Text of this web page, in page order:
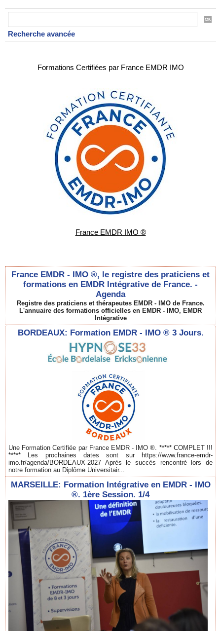
Recherche avancée
Formations Certifiées par France EMDR IMO
France EMDR IMO ®
France EMDR - IMO ®, le registre des praticiens et
formations en EMDR Intégrative de France. -
Agenda
Registre des praticiens et thérapeutes EMDR - IMO de France.
L'annuaire des formations officielles en EMDR - IMO, EMDR
Intégrative
BORDEAUX: Formation EMDR - IMO ® 3 Jours.
Une Formation Certifiée par France EMDR - IMO ®. ***** COMPLET !!!
***** Les prochaines dates sont sur https://www.france-emdr-
imo.fr/agenda/BORDEAUX-2027 Après le succès rencontré lors de
notre formation au Diplôme Universitair...
MARSEILLE: Formation Intégrative en EMDR - IMO
®. 1ère Session. 1/4